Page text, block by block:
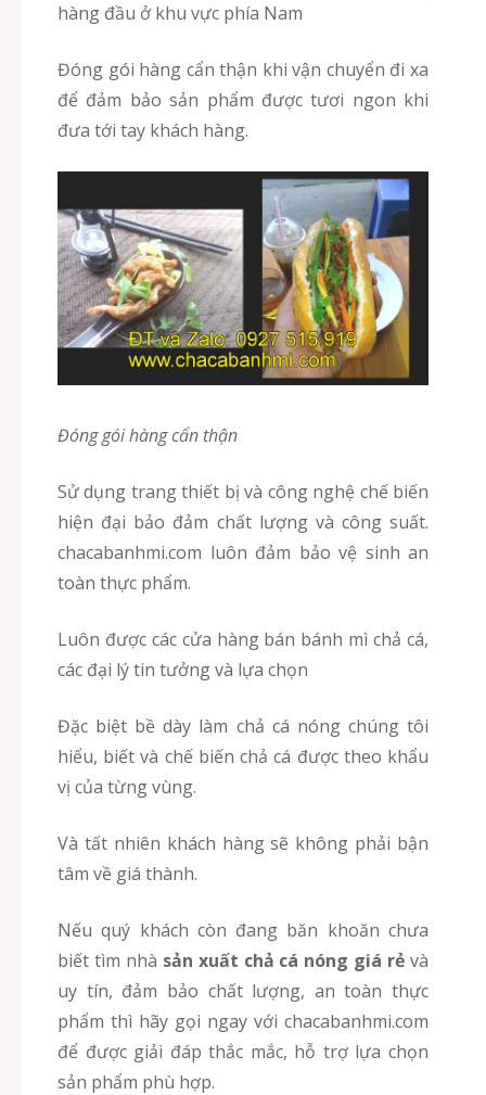
hàng đầu ở khu vực phía Nam
Đóng gói hàng cẩn thận khi vận chuyển đi xa
để đảm bảo sản phẩm được tươi ngon khi
đưa tới tay khách hàng.
Đóng gói hàng cẩn thận
Sử dụng trang thiết bị và công nghệ chế biến
hiện đại bảo đảm chất lượng và công suất.
chacabanhmi.com luôn đảm bảo vệ sinh an
toàn thực phẩm.
Luôn được các cửa hàng bán bánh mì chả cá,
các đại lý tin tưởng và lựa chọn
Đặc biệt bề dày làm chả cá nóng chúng tôi
hiểu, biết và chế biến chả cá được theo khẩu
vị của từng vùng.
Và tất nhiên khách hàng sẽ không phải bận
tâm về giá thành.
Nếu quý khách còn đang băn khoăn chưa
biết tìm nhà sản xuất chả cá nóng giá rẻvà
uy tín, đảm bảo chất lượng, an toàn thực
phẩm thì hãy gọi ngay với chacabanhmi.com
để được giải đáp thắc mắc, hỗ trợ lựa chọn
sản phẩm phù hợp.